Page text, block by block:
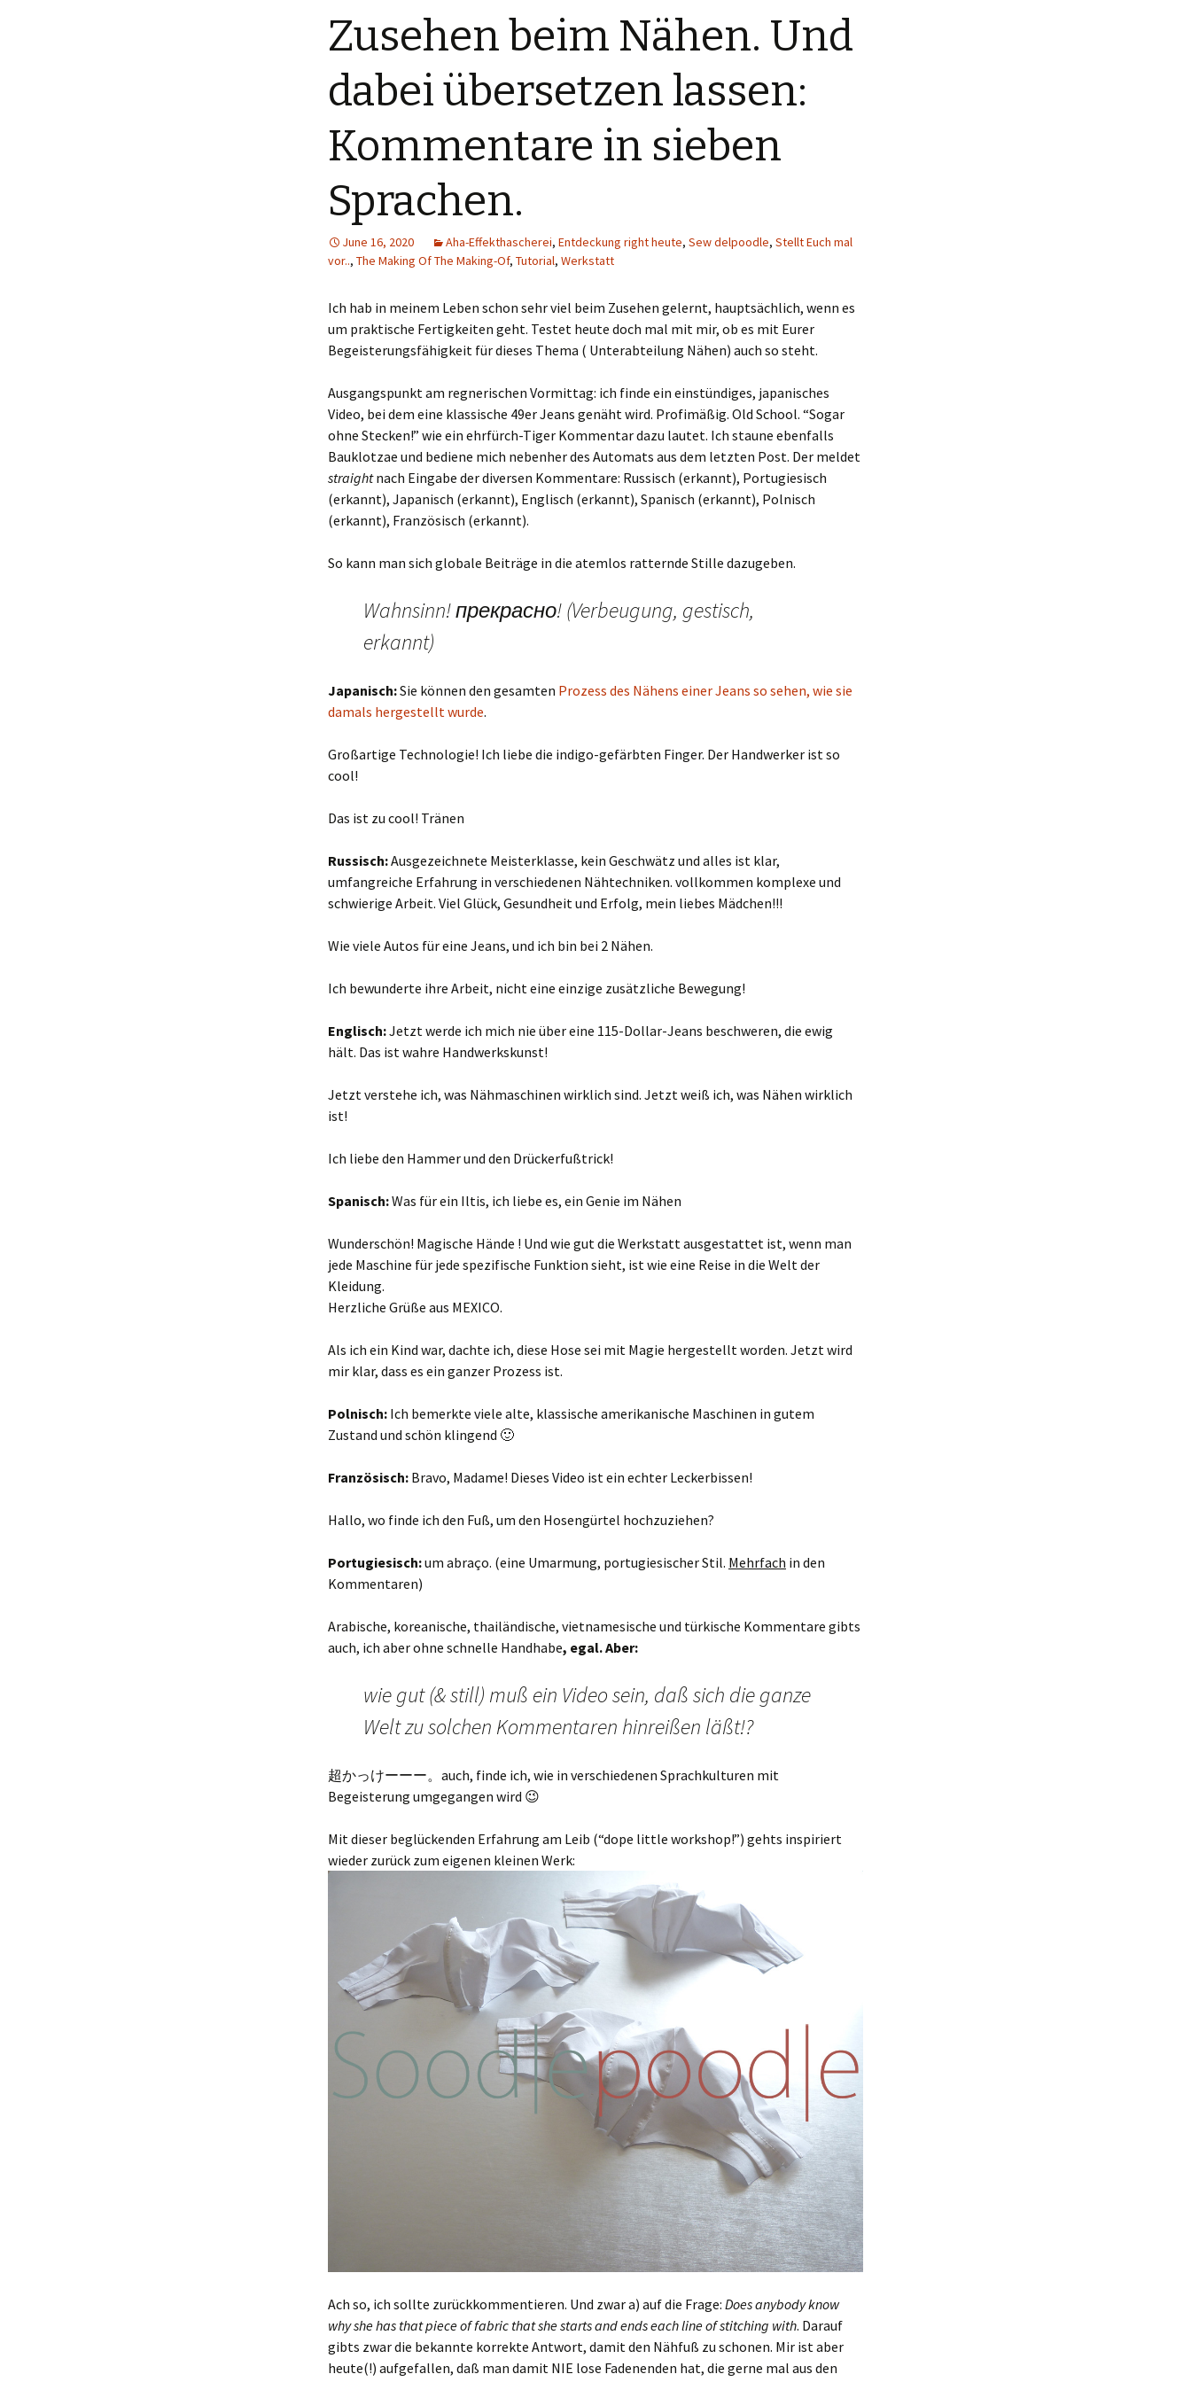
Zusehen beim Nähen. Und
dabei übersetzen lassen:
Kommentare in sieben
Sprachen.
June 16, 2020 Aha-Effekthascherei, Entdeckung right heute, Sew delpoodle, Stellt Euch mal
vor.., The Making Of The Making-Of, Tutorial, Werkstatt
Ich hab in meinem Leben schon sehr viel beim Zusehen gelernt, hauptsächlich, wenn es
um praktische Fertigkeiten geht. Testet heute doch mal mit mir, ob es mit Eurer
Begeisterungsfähigkeit für dieses Thema ( Unterabteilung Nähen) auch so steht.
Ausgangspunkt am regnerischen Vormittag: ich finde ein einstündiges, japanisches
Video, bei dem eine klassische 49er Jeans genäht wird. Profimäßig. Old School. “Sogar
ohne Stecken!” wie ein ehrfürch-Tiger Kommentar dazu lautet. Ich staune ebenfalls
Bauklotzae und bediene mich nebenher des Automats aus dem letzten Post. Der meldet
straightnach Eingabe der diversen Kommentare: Russisch (erkannt), Portugiesisch
(erkannt), Japanisch (erkannt), Englisch (erkannt), Spanisch (erkannt), Polnisch
(erkannt), Französisch (erkannt).
So kann man sich globale Beiträge in die atemlos ratternde Stille dazugeben.
Wahnsinn! прекрасно! (Verbeugung, gestisch,
erkannt)
Japanisch:Sie können den gesamten Prozess des Nähens einer Jeans so sehen, wie sie
damals hergestellt wurde.
Großartige Technologie! Ich liebe die indigo-gefärbten Finger. Der Handwerker ist so
cool!
Das ist zu cool! Tränen
Russisch:Ausgezeichnete Meisterklasse, kein Geschwätz und alles ist klar,
umfangreiche Erfahrung in verschiedenen Nähtechniken. vollkommen komplexe und
schwierige Arbeit. Viel Glück, Gesundheit und Erfolg, mein liebes Mädchen!!!
Wie viele Autos für eine Jeans, und ich bin bei 2 Nähen.
Ich bewunderte ihre Arbeit, nicht eine einzige zusätzliche Bewegung!
Englisch:Jetzt werde ich mich nie über eine 115-Dollar-Jeans beschweren, die ewig
hält. Das ist wahre Handwerkskunst!
Jetzt verstehe ich, was Nähmaschinen wirklich sind. Jetzt weiß ich, was Nähen wirklich
ist!
Ich liebe den Hammer und den Drückerfußtrick!
Spanisch:Was für ein Iltis, ich liebe es, ein Genie im Nähen
Wunderschön! Magische Hände ! Und wie gut die Werkstatt ausgestattet ist, wenn man
jede Maschine für jede spezifische Funktion sieht, ist wie eine Reise in die Welt der
Kleidung.
Herzliche Grüße aus MEXICO.
Als ich ein Kind war, dachte ich, diese Hose sei mit Magie hergestellt worden. Jetzt wird
mir klar, dass es ein ganzer Prozess ist.
Polnisch: Ich bemerkte viele alte, klassische amerikanische Maschinen in gutem
Zustand und schön klingend 🙂
Französisch: Bravo, Madame! Dieses Video ist ein echter Leckerbissen!
Hallo, wo finde ich den Fuß, um den Hosengürtel hochzuziehen?
Portugiesisch:um abraço. (eine Umarmung, portugiesischer Stil. Mehrfach in den
Kommentaren)
Arabische, koreanische, thailändische, vietnamesische und türkische Kommentare gibts
auch, ich aber ohne schnelle Handhabe, egal. Aber:
wie gut (& still) muß ein Video sein, daß sich die ganze
Welt zu solchen Kommentaren hinreißen läßt!?
超かっけーーー。auch, finde ich, wie in verschiedenen Sprachkulturen mit
Begeisterung umgegangen wird 😉
Mit dieser beglückenden Erfahrung am Leib (“dope little workshop!”) gehts inspiriert
wieder zurück zum eigenen kleinen Werk:
Ach so, ich sollte zurückkommentieren. Und zwar a) auf die Frage: Does anybody know
why she has that piece of fabric that she starts and ends each line of stitching with. Darauf
gibts zwar die bekannte korrekte Antwort, damit den Nähfuß zu schonen. Mir ist aber
heute(!) aufgefallen, daß man damit NIE lose Fadenenden hat, die gerne mal aus den